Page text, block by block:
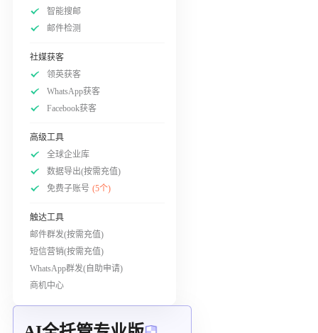
智能搜邮
邮件检测
社媒获客
领英获客
WhatsApp获客
Facebook获客
高级工具
全球企业库
数据导出(按需充值)
免费子账号 (5个)
触达工具
邮件群发(按需充值)
短信营销(按需充值)
WhatsApp群发(自助申请)
商机中心